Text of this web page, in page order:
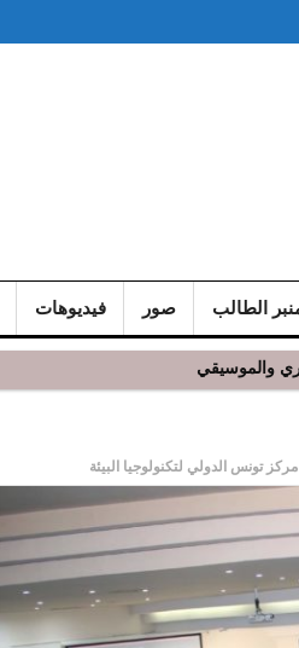
الطالب صور فيديوهات
والموسيقي
تونس الدولي لتكنولوجيا البيئة